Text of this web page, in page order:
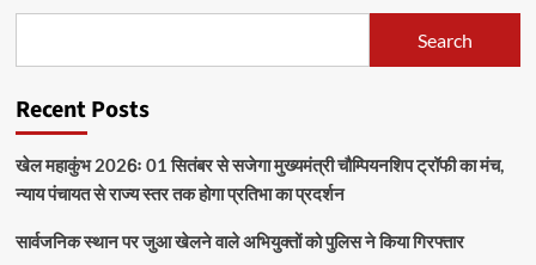
Search
Recent Posts
खेल महाकुंभ 2026ः 01 सितंबर से सजेगा मुख्यमंत्री चौम्पियनशिप ट्रॉफी का मंच,
न्याय पंचायत से राज्य स्तर तक होगा प्रतिभा का प्रदर्शन
सार्वजनिक स्थान पर जुआ खेलने वाले अभियुक्तों को पुलिस ने किया गिरफ्तार